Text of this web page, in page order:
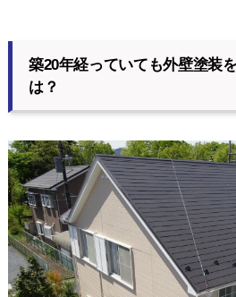
築20年経っていても外壁塗装
は？